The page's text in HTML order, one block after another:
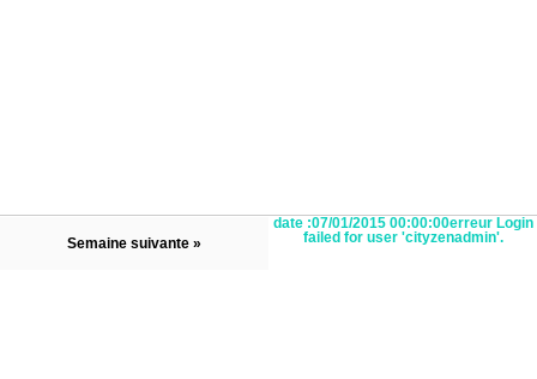
Semaine suivante
date :07/01/2015 00:00:00erreur Login
failed for user 'cityzenadmin'.